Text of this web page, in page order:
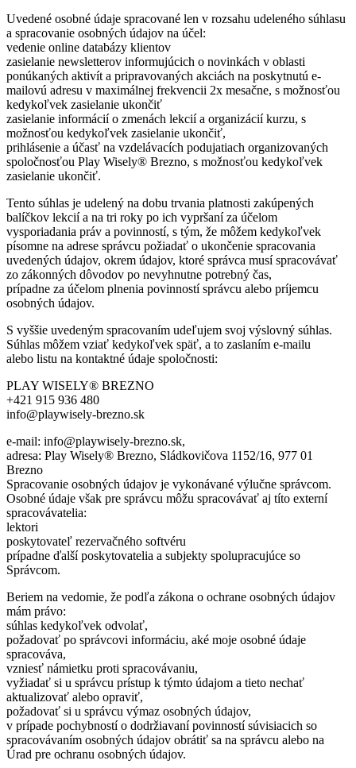
Uvedené osobné údaje spracované len v rozsahu udeleného súhlasu
a spracovanie osobných údajov na účel:
vedenie online databázy klientov
zasielanie newsletterov informujúcich o novinkách v oblasti
ponúkaných aktivít a pripravovaných akciách na poskytnutú e-
mailovú adresu v maximálnej frekvencii 2x mesačne, s možnosťou
kedykoľvek zasielanie ukončiť
zasielanie informácií o zmenách lekcií a organizácií kurzu, s
možnosťou kedykoľvek zasielanie ukončiť,
prihlásenie a účasť na vzdelávacích podujatiach organizovaných
spoločnosťou Play Wisely® Brezno, s možnosťou kedykoľvek
zasielanie ukončiť.
Tento súhlas je udelený na dobu trvania platnosti zakúpených
balíčkov lekcií a na tri roky po ich vypršaní za účelom
vysporiadania práv a povinností, s tým, že môžem kedykoľvek
písomne na adrese správcu požiadať o ukončenie spracovania
uvedených údajov, okrem údajov, ktoré správca musí spracovávať
zo zákonných dôvodov po nevyhnutne potrebný čas,
prípadne za účelom plnenia povinností správcu alebo príjemcu
osobných údajov.
S vyššie uvedeným spracovaním udeľujem svoj výslovný súhlas.
Súhlas môžem vziať kedykoľvek späť, a to zaslaním e-mailu
alebo listu na kontaktné údaje spoločnosti:
PLAY WISELY® BREZNO
+421 915 936 480
info@playwisely-brezno.sk
e-mail: info@playwisely-brezno.sk,
adresa: Play Wisely® Brezno, Sládkovičova 1152/16, 977 01
Brezno
Spracovanie osobných údajov je vykonávané výlučne správcom.
Osobné údaje však pre správcu môžu spracovávať aj títo externí
spracovávatelia:
lektori
poskytovateľ rezervačného softvéru
prípadne ďalší poskytovatelia a subjekty spolupracujúce so
Správcom.
Beriem na vedomie, že podľa zákona o ochrane osobných údajov
mám právo:
súhlas kedykoľvek odvolať,
požadovať po správcovi informáciu, aké moje osobné údaje
spracováva,
vzniesť námietku proti spracovávaniu,
vyžiadať si u správcu prístup k týmto údajom a tieto nechať
aktualizovať alebo opraviť,
požadovať si u správcu výmaz osobných údajov,
v prípade pochybností o dodržiavaní povinností súvisiacich so
spracovávaním osobných údajov obrátiť sa na správcu alebo na
Úrad pre ochranu osobných údajov.